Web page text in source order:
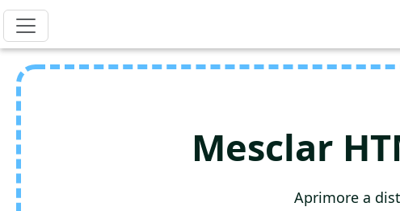
Mesclar
Aprimore a